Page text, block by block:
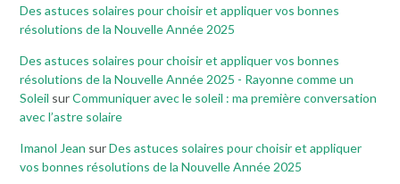
Des astuces solaires pour choisir et appliquer vos bonnes
résolutions de la Nouvelle Année 2025
Des astuces solaires pour choisir et appliquer vos bonnes
résolutions de la Nouvelle Année 2025 - Rayonne comme un
Soleil surCommuniquer avec le soleil : ma première conversation
avec l’astre solaire
Imanol Jean surDes astuces solaires pour choisir et appliquer
vos bonnes résolutions de la Nouvelle Année 2025